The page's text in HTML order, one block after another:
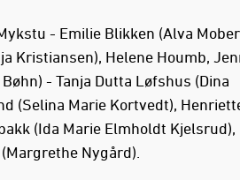
- Emilie Blikken (Alva
Kristiansen), Helene Houmb,
- Tanja Dutta Løfshus (Dina
(Selina Marie Kortvedt),
(Ida Marie Elmholdt
Nygård).